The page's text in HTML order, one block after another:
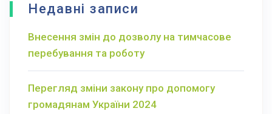
Недавні записи
Внесення змін до дозволу на тимчасове
перебування та роботу
Перегляд зміни закону про допомогу
громадянам України 2024